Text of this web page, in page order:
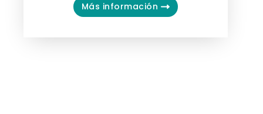
Más información